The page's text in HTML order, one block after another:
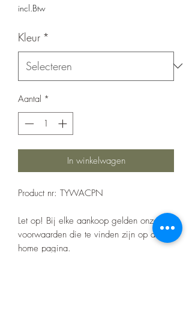
incl.Btw
Kleur *
Aantal *
In winkelwagen
Product nr: TYWACPN
Let op! Bij elke aankoop gelden onze
voorwaarden die te vinden zijn op de
home pagina.